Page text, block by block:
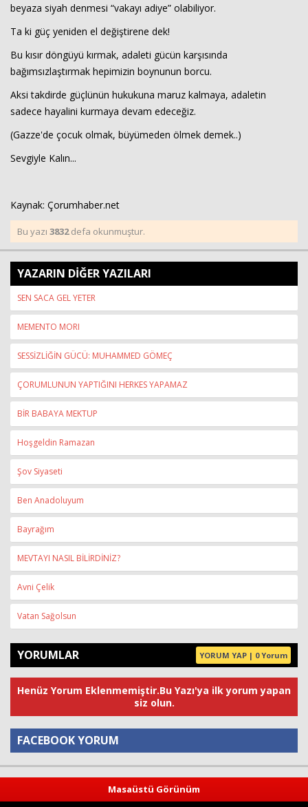
beyaza siyah denmesi “vakayı adiye” olabiliyor.
Ta ki güç yeniden el değiştirene dek!
Bu kısır döngüyü kırmak, adaleti gücün karşısında
bağımsızlaştırmak hepimizin boynunun borcu.
Aksi takdirde güçlünün hukukuna maruz kalmaya, adaletin
sadece hayalini kurmaya devam edeceğiz.
(Gazze'de çocuk olmak, büyümeden ölmek demek..)
Sevgiyle Kalın...
Kaynak: Çorumhaber.net
Bu yazı 3832defa okunmuştur.
YAZARIN DİĞER YAZILARI
SEN SACA GEL YETER
MEMENTO MORI
SESSİZLİĞİN GÜCÜ: MUHAMMED GÖMEÇ
ÇORUMLUNUN YAPTIĞINI HERKES YAPAMAZ
BİR BABAYA MEKTUP
Hoşgeldin Ramazan
Şov Siyaseti
Ben Anadoluyum
Bayrağım
MEVTAYI NASIL BİLİRDİNİZ?
Avni Çelik
Vatan Sağolsun
YORUMLAR YORUM YAP | 0 Yorum
Henüz Yorum Eklenmemiştir.Bu Yazı'ya ilk yorum yapan
siz olun.
FACEBOOK YORUM
Masaüstü Görünüm